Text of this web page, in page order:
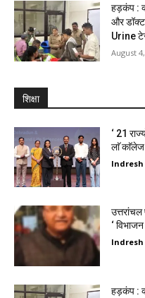
हड़कंप :
और
Urine
August
शिक्षा
‘ 21
लाॅ काॅलेज
Indresh
उत्तरांचल
‘
Indresh
हड़कंप :